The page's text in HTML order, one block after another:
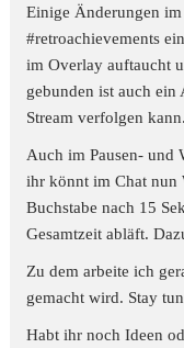
Einige Änderungen
#retroachievements
im Overlay auftaucht
gebunden ist auch ein
Stream verfolgen kann.
Auch im Pausen- und
ihr könnt im Chat nun
Buchstabe nach 15
Gesamtzeit abläft.
Zu dem arbeite ich
gemacht wird. Stay
Habt ihr noch Ideen